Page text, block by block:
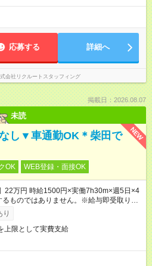
応募する 詳細へ
会社リクルートスタッフィング
掲載日：2026.08.07
未読
NEW
し▼車通勤OK＊柴田で
OK WEB登録・面接OK
万円 時給1500円×実働7h30m×週5日×4
ものではありません。※給与即受取りサ
件有）
り
上限として実費支給